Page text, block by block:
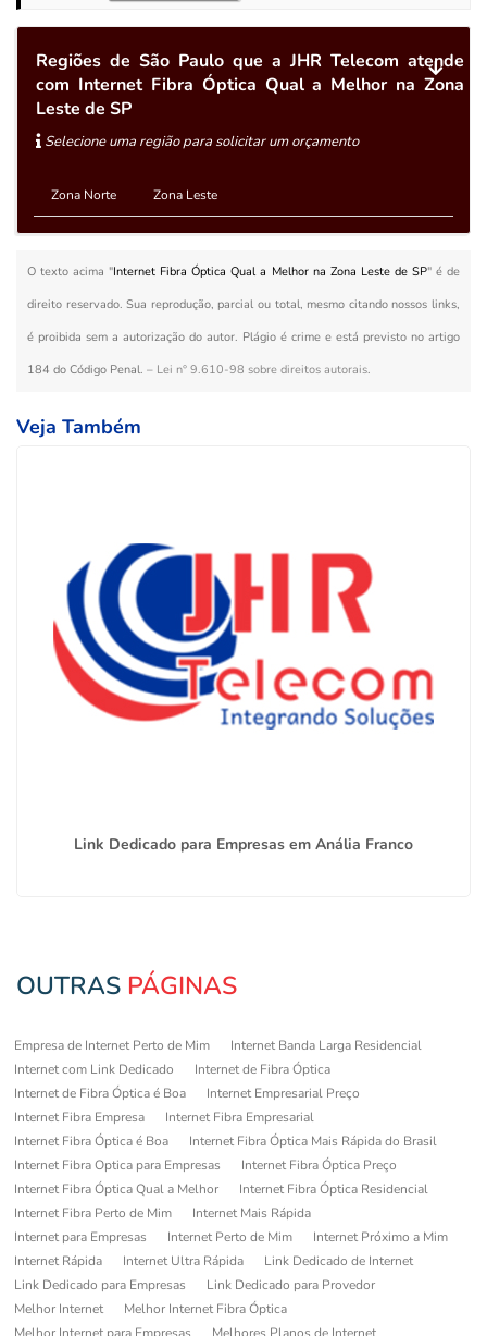
Regiões de São Paulo que a JHR Telecom atende
com Internet Fibra Óptica Qual a Melhor na Zona
Leste de SP
Selecione uma região para solicitar um orçamento
Zona Norte Zona Leste
O texto acima "Internet Fibra Óptica Qual a Melhor na Zona Leste de SP" é de
direito reservado. Sua reprodução, parcial ou total, mesmo citando nossos links,
é proibida sem a autorização do autor. Plágio é crime e está previsto no artigo
184 do Código Penal. – Lei n° 9.610-98 sobre direitos autorais.
Veja Também
Link Dedicado para Empresas em Anália Franco
OUTRAS PÁGINAS
Empresa de Internet Perto de Mim
Internet Banda Larga Residencial
Internet com Link Dedicado
Internet de Fibra Óptica
Internet de Fibra Óptica é Boa
Internet Empresarial Preço
Internet Fibra Empresa
Internet Fibra Empresarial
Internet Fibra Óptica é Boa
Internet Fibra Óptica Mais Rápida do Brasil
Internet Fibra Optica para Empresas
Internet Fibra Óptica Preço
Internet Fibra Óptica Qual a Melhor
Internet Fibra Óptica Residencial
Internet Fibra Perto de Mim
Internet Mais Rápida
Internet para Empresas
Internet Perto de Mim
Internet Próximo a Mim
Internet Rápida
Internet Ultra Rápida
Link Dedicado de Internet
Link Dedicado para Empresas
Link Dedicado para Provedor
Melhor Internet
Melhor Internet Fibra Óptica